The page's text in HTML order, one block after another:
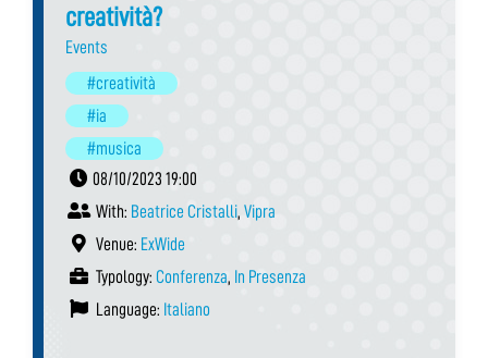
creatività?
Events
#creatività
#ia
#musica
08/10/2023 19:00
With: Beatrice Cristalli, Vipra
Venue: ExWide
Typology: Conferenza, In Presenza
Language: Italiano